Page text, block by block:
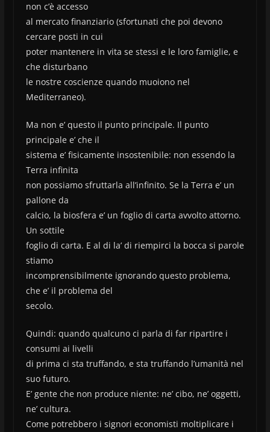
non c’è accesso
al mercato finanziario (sfortunati che poi devono
cercare posti in cui
poter mantenere in vita se stessi e le loro famiglie, e
che disturbano
le nostre coscienze quando muoiono nel
Mediterraneo).
Ma non e’ questo il punto principale. Il punto
principale e’ che il
sistema e’ fisicamente insostenibile: non essendo la
Terra infinita
non possiamo sfruttarla all’infinito. Se la Terra e’ un
pallone da
calcio, la biosfera e’ un foglio di carta avvolto attorno.
Un sottile
foglio di carta. E al di la’ di riempirci la bocca si parole
stiamo
incomprensibilmente ignorando questo problema,
che e’ il problema del
secolo.
Quindi: quando qualcuno ci parla di far ripartire i
consumi ai livelli
di prima ci sta truffando, e sta truffando l’umanità nel
suo futuro.
E’ gente che non produce niente: ne’ cibo, ne’ oggetti,
ne’ cultura.
Come potrebbero i signori economisti moltiplicare i